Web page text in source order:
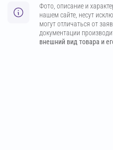
Фото, описание и
нашем сайте, несут
могут отличаться от
документации
внешний вид товара и